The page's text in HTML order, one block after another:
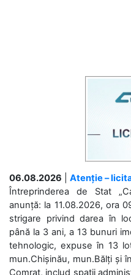
06.08.2026
Atenție –
Întreprinderea de Stat
anunță: la 11.08.2026, ora
strigare privind darea în
până la 3 ani, a 13 bunuri
tehnologic, expuse în 13
mun.Chișinău, mun.Bălți și
Comrat, includ spații